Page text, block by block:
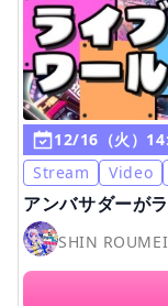
12/16（火）
Stream
Video
アンバサダーが
SHIN ROUMEI